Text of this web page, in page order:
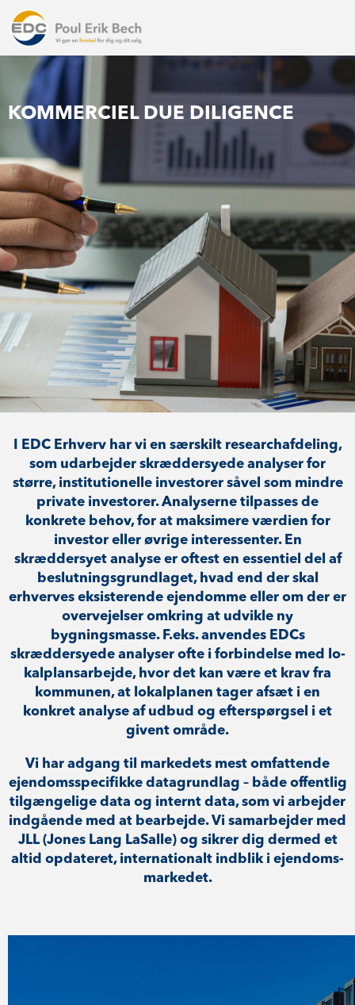
KOMMERCIEL DUE DILIGENCE
I EDC Erhverv har vi en særskilt re­sear­chaf­de­ling,
som udarbejder skræddersyede analyser for
større, in­sti­tu­tio­nel­le investorer såvel som mindre
private investorer. Analyserne tilpasses de
konkrete behov, for at maksimere værdien for
investor eller øvrige interessenter. En
skræddersyet analyse er oftest en essentiel del af
be­slut­nings­grund­la­get, hvad end der skal
erhverves eksisterende ejendomme eller om der er
overvejelser omkring at udvikle ny
bygningsmasse. F.eks. anvendes EDCs
skræddersyede analyser ofte i forbindelse med lo­
kal­plans­ar­bej­de, hvor det kan være et krav fra
kommunen, at lokalplanen tager afsæt i en
konkret analyse af udbud og efterspørgsel i et
givent område.
Vi har adgang til markedets mest omfattende
ejen­doms­spe­ci­fik­ke datagrundlag – både offentlig
tilgængelige data og internt data, som vi arbejder
indgående med at bearbejde. Vi samarbejder med
JLL (Jones Lang LaSalle) og sikrer dig dermed et
altid opdateret, internationalt indblik i ejen­doms­
mar­ke­det.